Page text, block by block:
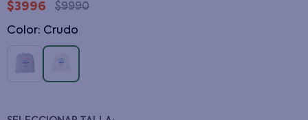
$3996 $9990
Color: crudo